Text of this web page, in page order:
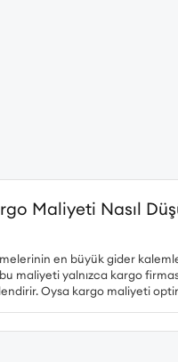
Maliyeti Nasıl
en büyük gider
maliyeti yalnızca kargo
Oysa kargo maliyeti